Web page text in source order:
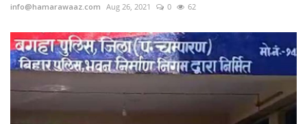
info@hamarawaaz.com Aug 26, 2021 0 62